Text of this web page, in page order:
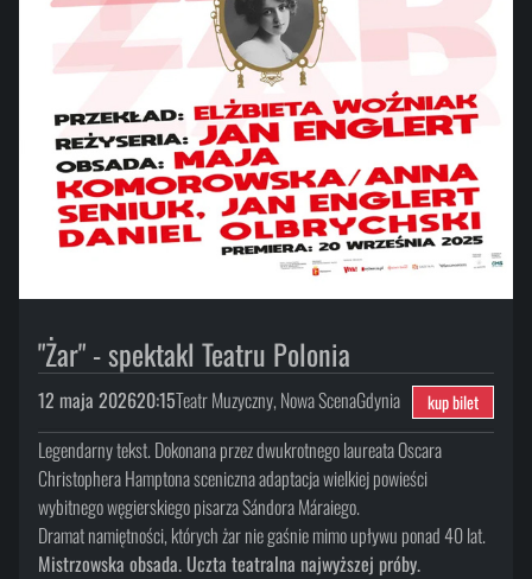
"Żar" - spektakl Teatru Polonia
12 maja 202620:15Teatr Muzyczny, Nowa ScenaGdynia kup bilet
Legendarny tekst. Dokonana przez dwukrotnego laureata Oscara
Christophera Hamptona sceniczna adaptacja wielkiej powieści
wybitnego węgierskiego pisarza Sándora Máraiego.
Dramat namiętności, których żar nie gaśnie mimo upływu ponad 40 lat.
Mistrzowska obsada. Uczta teatralna najwyższej próby.